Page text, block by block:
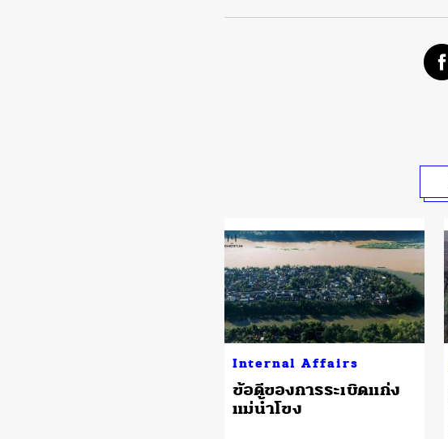
Internal Affairs
ข้อดีของการระเบิดแก่ง
แม่น้ำโขง